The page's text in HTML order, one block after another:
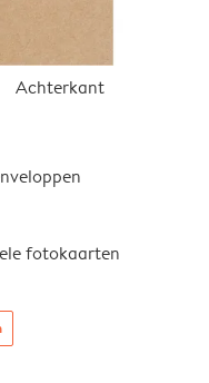
Achterkant
fotokaarten